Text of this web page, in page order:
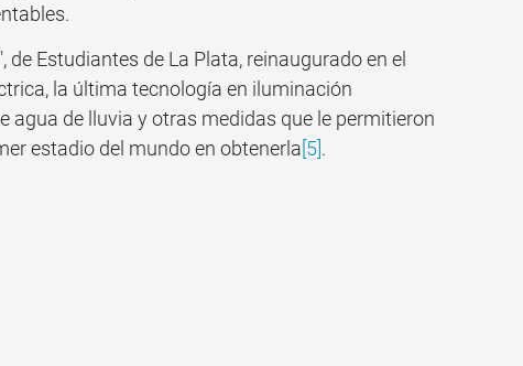
de Estudiantes de La Plata, reinaugurado en el
la última tecnología en iluminación
agua de lluvia y otras medidas que le permitieron
estadio del mundo en obtenerla[5].